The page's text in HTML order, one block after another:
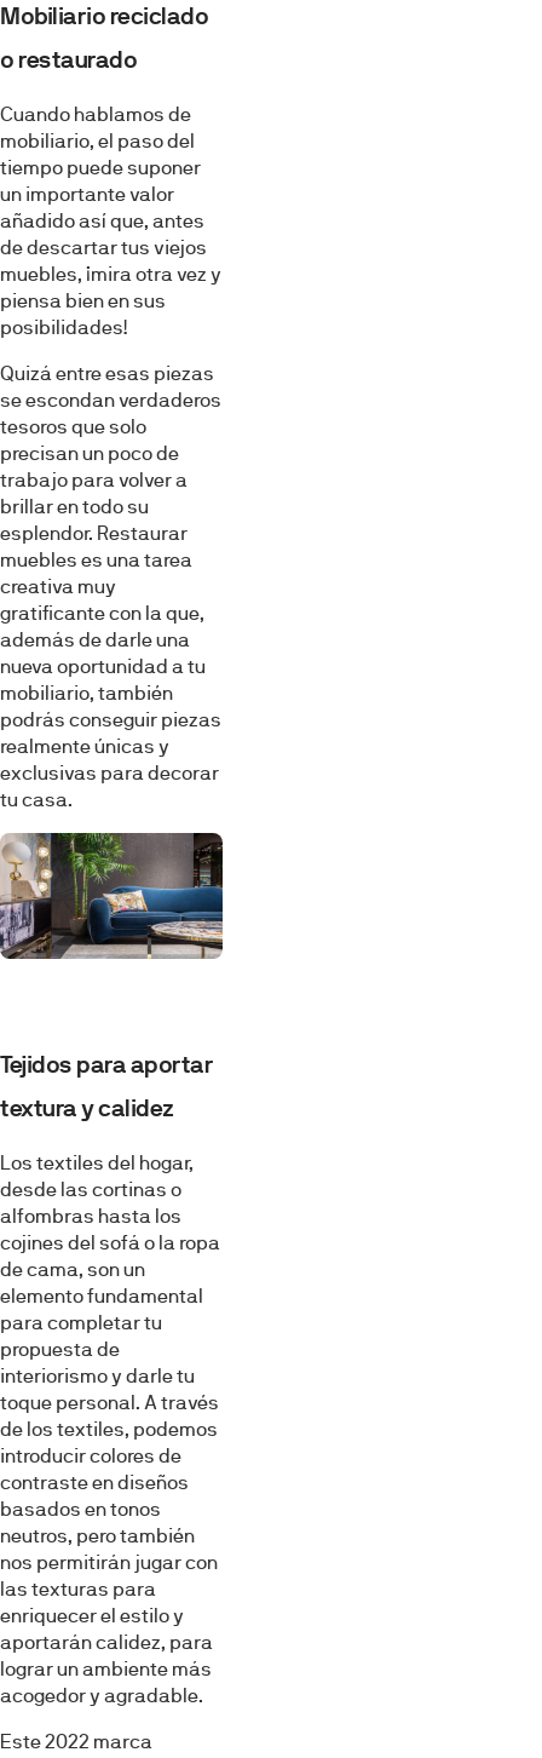
Mobiliario reciclado
o restaurado
Cuando hablamos de
mobiliario, el paso del
tiempo puede suponer
un importante valor
añadido así que, antes
de descartar tus viejos
muebles, ¡mira otra vez y
piensa bien en sus
posibilidades!
Quizá entre esas piezas
se escondan verdaderos
tesoros que solo
precisan un poco de
trabajo para volver a
brillar en todo su
esplendor. Restaurar
muebles es una tarea
creativa muy
gratificante con la que,
además de darle una
nueva oportunidad a tu
mobiliario, también
podrás conseguir piezas
realmente únicas y
exclusivas para decorar
tu casa.
Tejidos para aportar
textura y calidez
Los textiles del hogar,
desde las cortinas o
alfombras hasta los
cojines del sofá o la ropa
de cama, son un
elemento fundamental
para completar tu
propuesta de
interiorismo y darle tu
toque personal. A través
de los textiles, podemos
introducir colores de
contraste en diseños
basados en tonos
neutros, pero también
nos permitirán jugar con
las texturas para
enriquecer el estilo y
aportarán calidez, para
lograr un ambiente más
acogedor y agradable.
Este 2022 marca